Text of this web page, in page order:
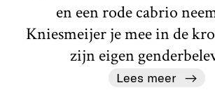
en een rode cabrio
Kniesmeijer je mee in de
zijn eigen
Lees meer